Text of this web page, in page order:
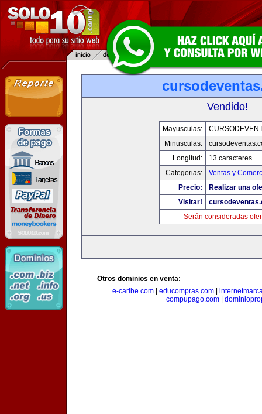
Vendido!
Mayusculas:
Minusculas:
Longitud:
13 caracteres
Categorias:
Ventas y
Precio:
Realizar una
Visitar!
Serán consideradas
Otros dominios en venta:
e-caribe.com| educompras.com|
compupago.com|